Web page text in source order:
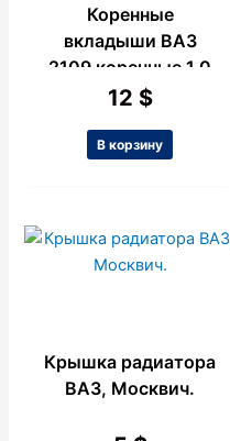
Коренные
вкладыши ВАЗ
2109 коренные 1.0
12 $
В корзину
Крышка радиатора
ВАЗ, Москвич.